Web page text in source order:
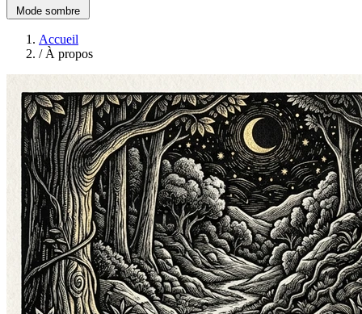
Mode sombre
Accueil
/ À propos